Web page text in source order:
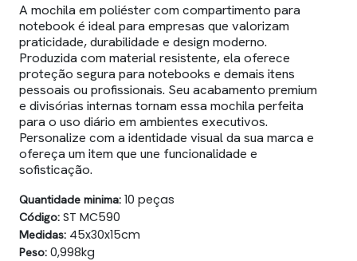
A mochila em poliéster com compartimento para
notebook é ideal para empresas que valorizam
praticidade, durabilidade e design moderno.
Produzida com material resistente, ela oferece
proteção segura para notebooks e demais itens
pessoais ou profissionais. Seu acabamento premium
e divisórias internas tornam essa mochila perfeita
para o uso diário em ambientes executivos.
Personalize com a identidade visual da sua marca e
ofereça um item que une funcionalidade e
sofisticação.
Quantidade minima: 10 peças
Código: ST MC590
Medidas: 45x30x15cm
Peso: 0,998kg